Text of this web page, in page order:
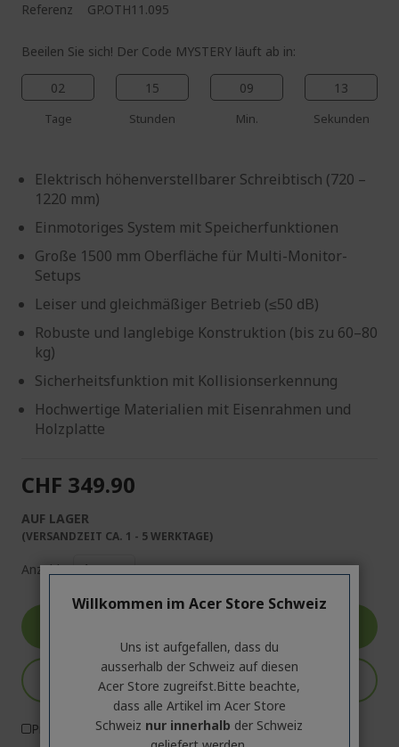
Referenz GP.OTH11.095
Beeilen Sie sich! Der Code MYSTERY läuft ab in:
02
Tage
15
Stunden
09
Min.
12
Sekunden
Elektrisch höhenverstellbarer Schreibtisch (720 –
1220 mm)
Einmotoriges System mit Speicherfunktionen
Große 1500 mm Oberfläche für Multi-Monitor-
Setups
Leiser und gleichmäßiger Betrieb (≤50 dB)
Robuste und langlebige Konstruktion (bis zu 60–80
kg)
Sicherheitsfunktion mit Kollisionserkennung
Hochwertige Materialien mit Eisenrahmen und
Holzplatte
CHF 349.90
AUF LAGER
(VERSANDZEIT CA. 1 - 5 WERKTAGE)
Anzahl:
In den Warenkorb
Produktvergleich
Willkommen im Acer Store Schweiz
Uns ist aufgefallen, dass du
ausserhalb ​der Schweiz auf diesen
Acer Store zugreifst.​Bitte beachte,
dass alle Artikel im Acer Store
Schweiz nur innerhalb der Schweiz